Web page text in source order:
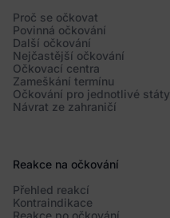
Proč se očkovat
Povinná očkování
Další očkování
Nejčastější očkování
Očkovací centra
Zameškání termínu
Očkování pro jednotlivé státy
Návrat ze zahraničí
Reakce na očkování
Přehled reakcí
Kontraindikace